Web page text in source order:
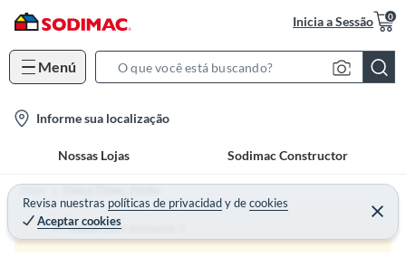
Inicia a Sessão 0
Menú
S
c
h
B
r
a
o
Informe sua localização
Nossas Lojas Sodimac Constructor
Revisa nuestras políticas de privacidadydecookies
Aceptar cookies
Home Pisos e Tintas - Portas
Produto sem estoque :(